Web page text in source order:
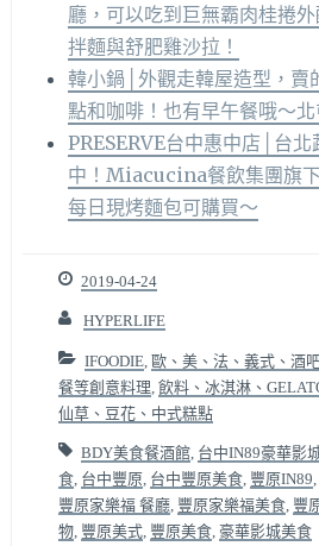
廳，可以吃到巨無霸肉桂捲
拌麵與舒肥雞沙拉！
韓小鍋│外觀走韓屋造型，賣
點和咖啡！也有早午餐哦～
PRESERVE台中惠中店│台
中！Miacucina餐飲集團旗
每日現烤麵包可購買～
2019-04-24
HYPERLIFE
IFOODIE, 歐、美、法、義式、酒
餐等創意料理 飲料、冰淇淋、
仙草、豆花、中式糕點
BDY美食餐酒館, 台中IN89豪華影
食, 台中豐原 台中豐原美食, 豐原IN89
豐原家樂福 餐廳, 豐原家樂福美食, 豐
物, 豐原美式, 豐原美食, 豪華影城美食